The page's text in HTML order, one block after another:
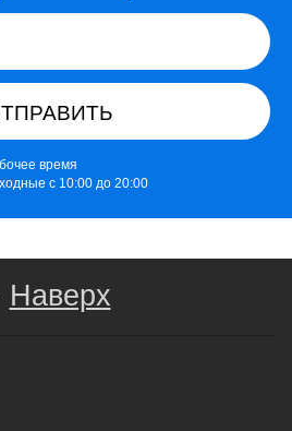
время
с 10:00 до 20:00
Наверх